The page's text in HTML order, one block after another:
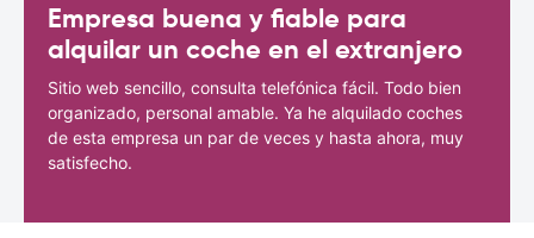
Empresa buena y fiable para
alquilar un coche en el extranjero
Sitio web sencillo, consulta telefónica fácil. Todo bien
organizado, personal amable. Ya he alquilado coches
de esta empresa un par de veces y hasta ahora, muy
satisfecho.